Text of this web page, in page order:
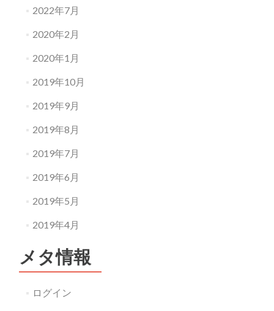
2022年7月
2020年2月
2020年1月
2019年10月
2019年9月
2019年8月
2019年7月
2019年6月
2019年5月
2019年4月
メタ情報
ログイン